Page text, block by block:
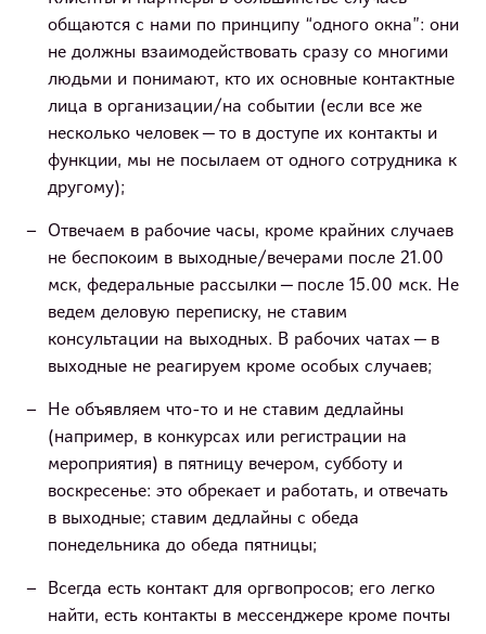
общаются с нами по принципу “одного окна”: они
не должны взаимодействовать сразу со многими
людьми и понимают, кто их основные контактные
лица в организации/на событии (если все же
несколько человек — то в доступе их контакты и
функции, мы не посылаем от одного сотрудника к
другому);
Отвечаем в рабочие часы, кроме крайних случаев
не беспокоим в выходные/вечерами после 21.00
мск, федеральные рассылки — после 15.00 мск. Не
ведем деловую переписку, не ставим
консультации на выходных. В рабочих чатах — в
выходные не реагируем кроме особых случаев;
Не объявляем что-то и не ставим дедлайны
(например, в конкурсах или регистрации на
мероприятия) в пятницу вечером, субботу и
воскресенье: это обрекает и работать, и отвечать
в выходные; ставим дедлайны с обеда
понедельника до обеда пятницы;
Всегда есть контакт для оргвопросов; его легко
найти, есть контакты в мессенджере кроме почты